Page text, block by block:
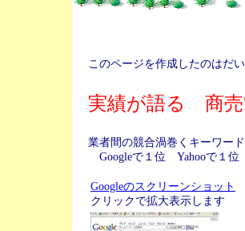
このページを作成したのはだ
実績が語る 商売
業者間の競合渦巻くキーワー
Googleで１位 Yahooで１位
Googleのスクリーンショット
クリックで拡大表示します